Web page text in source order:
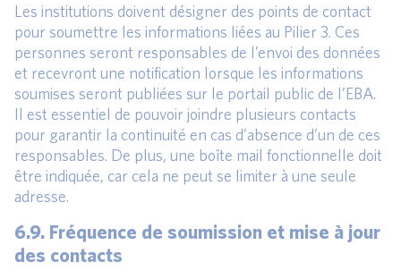
Les institutions doivent désigner des points de contact
pour soumettre les informations liées au Pilier 3. Ces
personnes seront responsables de l’envoi des données
et recevront une notification lorsque les informations
soumises seront publiées sur le portail public de l’EBA.
Il est essentiel de pouvoir joindre plusieurs contacts
pour garantir la continuité en cas d’absence d’un de ces
responsables. De plus, une boîte mail fonctionnelle doit
être indiquée, car cela ne peut se limiter à une seule
adresse.
6.9. Fréquence de soumission et mise à jour
des contacts